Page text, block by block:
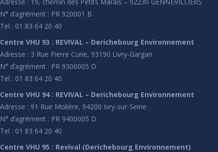
N° d’agrément : PR 920001 B
Tel : 01 83 64 20 40
Centre VHU 93 : REVIVAL – Derichebourg Environnement
Adresse : 3 Rue Pierre Curie, 93190 Livry-Gargan
N° d’agrément : PR 9300005 D
Tel : 01 83 64 20 40
Centre VHU 94 : REVIVAL – Derichebourg Environnement
Adresse : 91 Rue Molière, 94200 Ivry-sur-Seine
N° d’agrément : PR 9400005 D
Tel : 01 83 64 20 40
Centre VHU 95 : Revival (Derichebourg Environnement)